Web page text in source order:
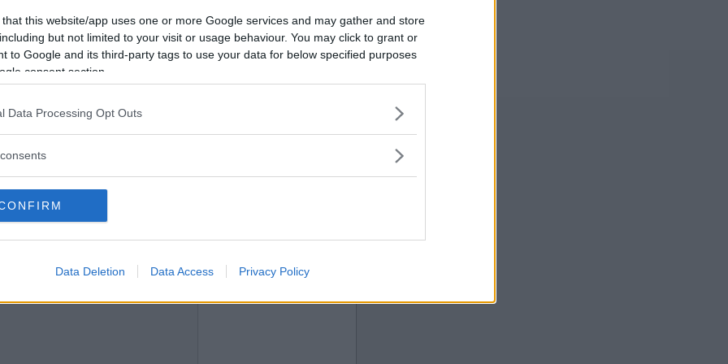
that this website/app uses one or more Google services and may gather and store
but not limited to your visit or usage behaviour. You may click to grant or
to Google and its third-party tags to use your data for below specified purposes
consent section.
Data Processing Opt Outs
Data Deletion Data Access Privacy Policy
;-)
2018-01-28 22:58
nästa år är inget för dig..?
Vill du bli
medlem?